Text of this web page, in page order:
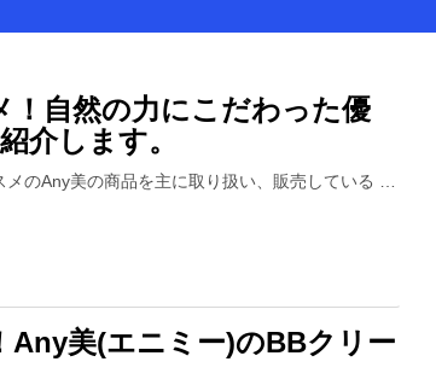
！自然の力にこだわった優
介します。
のAny美の商品を主に取り扱い、販売している …
Any美(エニミー)のBBクリー